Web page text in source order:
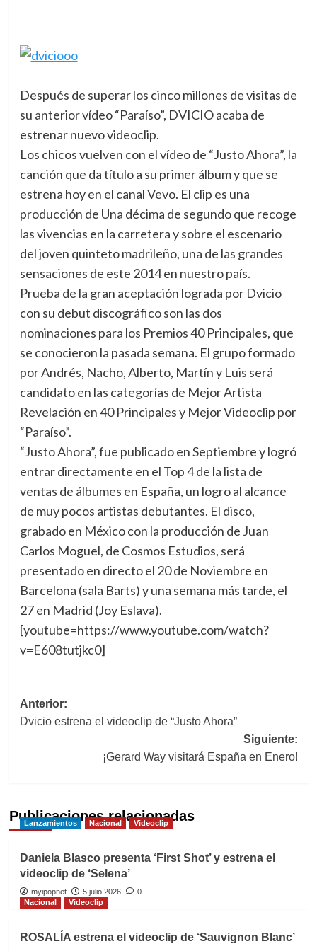
Después de superar los cinco millones de visitas de
su anterior vídeo “Paraíso”, DVICIO acaba de
estrenar nuevo videoclip.
Los chicos vuelven con el vídeo de “Justo Ahora”, la
canción que da título a su primer álbum y que se
estrena hoy en el canal Vevo. El clip es una
producción de Una décima de segundo que recoge
las vivencias en la carretera y sobre el escenario
del joven quinteto madrileño, una de las grandes
sensaciones de este 2014 en nuestro país.
Prueba de la gran aceptación lograda por Dvicio
con su debut discográfico son las dos
nominaciones para los Premios 40 Principales, que
se conocieron la pasada semana. El grupo formado
por Andrés, Nacho, Alberto, Martín y Luis será
candidato en las categorías de Mejor Artista
Revelación en 40 Principales y Mejor Videoclip por
“Paraíso”.
“Justo Ahora”, fue publicado en Septiembre y logró
entrar directamente en el Top 4 de la lista de
ventas de álbumes en España, un logro al alcance
de muy pocos artistas debutantes. El disco,
grabado en México con la producción de Juan
Carlos Moguel, de Cosmos Estudios, será
presentado en directo el 20 de Noviembre en
Barcelona (sala Barts) y una semana más tarde, el
27 en Madrid (Joy Eslava).
[youtube=https://www.youtube.com/watch?
v=E608tutjkc0]
Navegación
de
entradas
Anterior:
Dvicio estrena el videoclip de “Justo Ahora”
Siguiente:
¡Gerard Way visitará España en Enero!
Publicaciones relacionadas
Lanzamientos Nacional Videoclip
Daniela Blasco presenta ‘First Shot’ y estrena el
videoclip de ‘Selena’
myipopnet 5 julio 2026
0
Nacional
Videoclip
ROSALÍA estrena el videoclip de ‘Sauvignon Blanc’